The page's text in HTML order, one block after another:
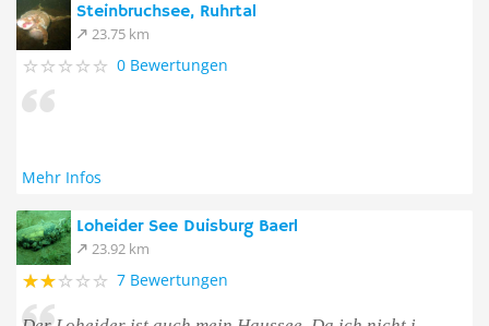
Steinbruchsee, Ruhrtal
23.75 km
0 Bewertungen
Mehr Infos
Loheider See Duisburg Baerl
23.92 km
7 Bewertungen